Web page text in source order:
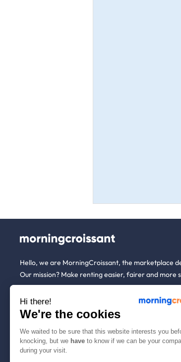
Hello, we are MorningCroissant, the marketplace
Our mission? Make renting easier, fairer and more
About us
Who are we ?
We're hiring!
Hi there!
We're the cookies
We waited to be sure that this website interests you
knocking, but we have to know if we can be your
during your visit.